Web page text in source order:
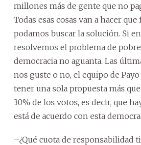
millones más de gente que no
Todas esas cosas van a hacer
podamos buscar la solución. Si
resolvemos el problema de
democracia no aguanta. Las
nos guste o no, el equipo de Payo
tener una sola propuesta más
30% de los votos, es decir, que
está de acuerdo con esta
–¿Qué cuota de responsabilidad